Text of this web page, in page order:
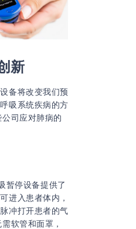
新
备将改变我们预
吸系统疾病的方
司应对肺病的
暂停设备提供了
进入患者体内，
冲打开患者的气
软管和面罩，